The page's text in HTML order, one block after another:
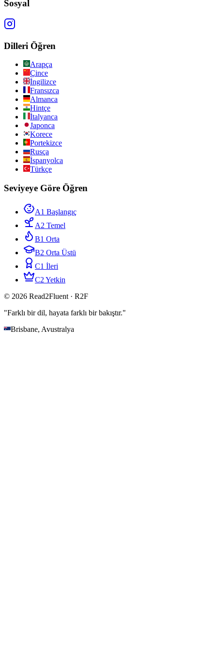
Sosyal
Dilleri Öğren
Arapça
Çince
İngilizce
Fransızca
Almanca
Hintçe
İtalyanca
Japonca
Korece
Portekizce
Rusça
İspanyolca
Türkçe
Seviyeye Göre Öğren
A1 Başlangıç
A2 Temel
B1 Orta
B2 Orta Üstü
C1 İleri
C2 Yetkin
© 2026 Read2Fluent · R2F
"Farklı bir dil, hayata farklı bir bakıştır."
Brisbane, Avustralya